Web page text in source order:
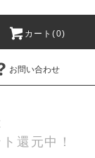
カート(0)
お問い合わせ
還元中！